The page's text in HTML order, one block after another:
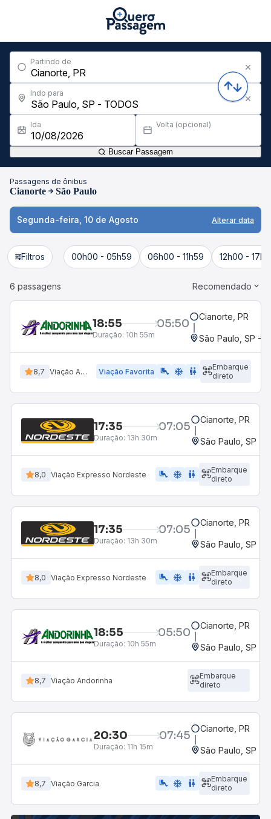
Partindo de
Indo para
Ida Volta (opcional)
Buscar Passagem
Passagens de ônibus
Cianorte São Paulo
Segunda-feira, 10 de Agosto Alterar data
Filtros 00h00 - 05h59 06h00 - 11h59 12h00 -
6 passagens Recomendado
18:55 05:50
Duração: 10h 55m
Cianorte, PR
São Paulo, SP -
8,7 Viação Andorinha Viação Favorita airline_seat_legroom_extra ac_unit wc
Embarque
direto
17:35 07:05
Duração: 13h 30m
Cianorte, PR
São Paulo, SP -
8,0 Viação Expresso Nordeste airline_seat_legroom_extra ac_unit WC
Embarque
direto
17:35 07:05
Duração: 13h 30m
Cianorte, PR
São Paulo, SP -
8,0 Viação Expresso Nordeste airline_seat_legroom_extra ac_unit WC
Embarque
direto
18:55 05:50
Duração: 10h 55m
Cianorte, PR
São Paulo, SP -
8,7 Viação Andorinha
Embarque
direto
20:30 07:45
Duração: 11h 15m
Cianorte, PR
São Paulo, SP -
8,7 Viação Garcia airline_seat_legroom_extra ac_unit wc
Embarque
direto